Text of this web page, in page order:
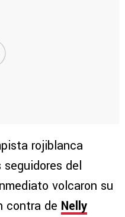
rojiblanca
del
volcaron su
contra de Nelly